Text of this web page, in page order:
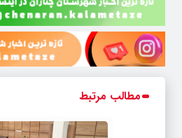
مطالب مرتبط